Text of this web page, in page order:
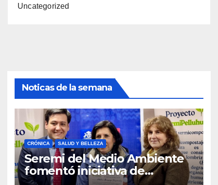
Uncategorized
Noticas de la semana
CRÓNICA SALUD Y BELLEZA
Seremi del Medio Ambiente
fomentó iniciativa de